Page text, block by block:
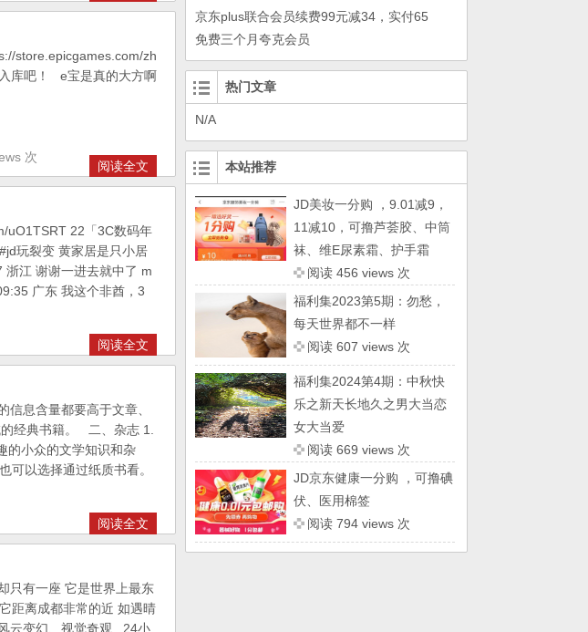
store.epicgames.com/zh
库吧！ e宝是真的大方啊
次
阅读全文
uO1TSRT 22「3C数码年
玩裂变 黄家居是只小居
江 谢谢一进去就中了 m
广东 我这个非酋，3
阅读全文
息含量都要高于文章、
的经典书籍。 二、杂志 1.
的小众的文学知识和杂
可以选择通过纸质书看。
阅读全文
只有一座 它是世界上最东
距离成都非常的近 如遇晴
云变幻、视觉奇观 24小
京东plus联合会员续费99元减34，实付65
免费三个月夸克会员
热门文章
N/A
本站推荐
JD美妆一分购 ，9.01减9，
11减10，可撸芦荟胶、中筒
袜、维E尿素霜、护手霜
阅读 456 views 次
福利集2023第5期：勿愁，
每天世界都不一样
阅读 607 views 次
福利集2024第4期：中秋快
乐之新天长地久之男大当恋
女大当爱
阅读 669 views 次
JD京东健康一分购 ，可撸碘
伏、医用棉签
阅读 794 views 次